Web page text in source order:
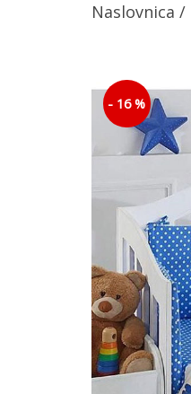
Naslovnica /
- 16 %